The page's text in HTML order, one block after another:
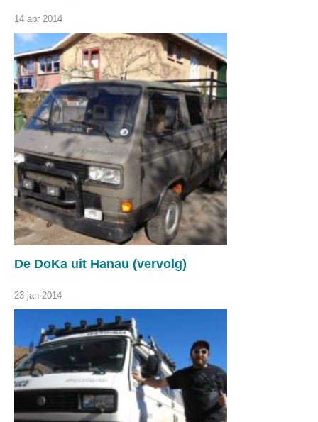
14 apr 2014
De DoKa uit Hanau (vervolg)
23 jan 2014